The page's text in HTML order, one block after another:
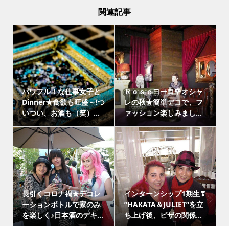
関連記事
パワフル！な仕事女子と
Dinner★食欲も旺盛～!つ
いつい、お酒も（笑）...
Ｒｏｓｅヨーコ🌹オシャ
レの秋★簡単デコで、フ
ァッション楽しみまし...
長引くコロナ禍★デコレ
ーションボトルで家のみ
を楽しく♪日本酒のデキ...
インターンシップ1期生❣
”HAKATA＆JULIET”を立
ち上げ後、ビザの関係...